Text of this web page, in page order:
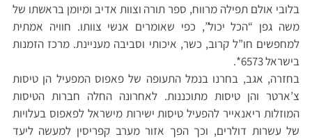
בלובי אולם תפילה מרווח, ספר תורה וצוות אדיב ומיומן בראשתו של
משה גפן “הכל יכול”, כפי שאומרים אנשי צוותו. חוויה אמתית
למחפשים חו”ל קרוב, כשר, איכותי וסביבה מעניינת. מרכז הזמנות
בישראל 6573*.
בחזרה, אגב, בחרנו בנמל התעופה של פאפוס המפעיל הן טיסות
צ’ארטר והן טיסות מתוכננות. לאחרונה החלה חברות הטיסות
המוזלות ריאנאייר להפעיל טיסות ישירות מישראל לפאפוס בעלויות
של עשרות דולרים, וכך הפך אזור מערב קפריסין למעשה ליעד